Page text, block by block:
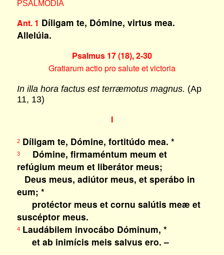
PSALMODIA
Ant. 1 Díligam te, Dómine, virtus mea.
Allelúia.
Psalmus 17 (18), 2-30
Gratiarum actio pro salute et victoria
In illa hora factus est terræmotus magnus. (Ap
11, 13)
I
2Díligam te, Dómine, fortitúdo mea. *
3Dómine, firmaméntum meum et
refúgium meum et liberátor meus;
Deus meus, adiútor meus, et sperábo in
eum; *
protéctor meus et cornu salútis meæ et
suscéptor meus.
4Laudábilem invocábo Dóminum, *
et ab inimícis meis salvus ero. –